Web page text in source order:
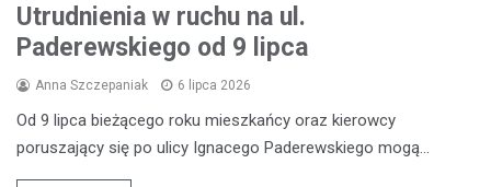
Utrudnienia w ruchu na ul.
Paderewskiego od 9 lipca
Anna Szczepaniak 6 lipca 2026
Od 9 lipca bieżącego roku mieszkańcy oraz kierowcy
poruszający się po ulicy Ignacego Paderewskiego mogą…